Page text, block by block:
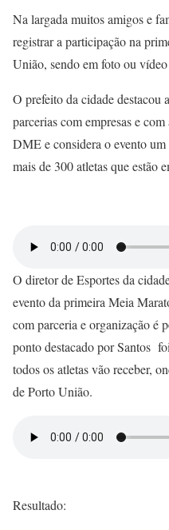
Na largada muitos amigos e
registrar a participação na
União, sendo em foto ou
O prefeito da cidade destacou
parcerias com empresas e
DME e considera o evento um
mais de 300 atletas que estão
O diretor de Esportes da
evento da primeira Meia
com parceria e organização é
ponto destacado por Santos
todos os atletas vão receber,
de Porto União.
Resultado: